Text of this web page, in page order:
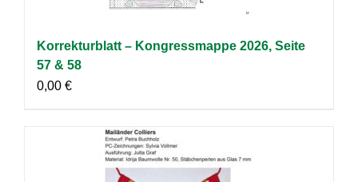
Korrekturblatt – Kongressmappe 2026, Seite
57 & 58
0,00 €